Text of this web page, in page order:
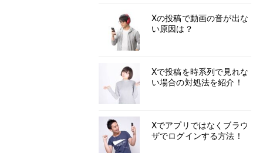
Xの投稿で動画の音が出な
い原因は？
Xで投稿を時系列で見れな
い場合の対処法を紹介！
Xでアプリではなくブラウ
ザでログインする方法！